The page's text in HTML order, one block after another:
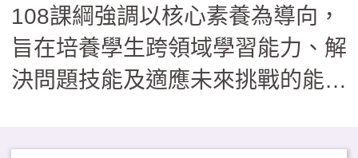
108課綱強調以核心素養為導向，
旨在培養學生跨領域學習能力、解
決問題技能及適應未來挑戰的能
地，聚焦於雙語教育和自主學習，